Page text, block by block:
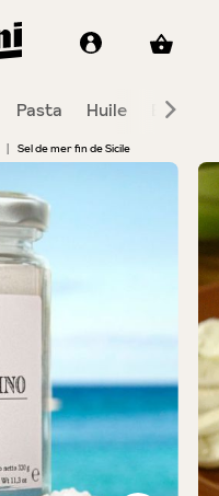
Pasta Huile
| Sel de mer fin de Sicile